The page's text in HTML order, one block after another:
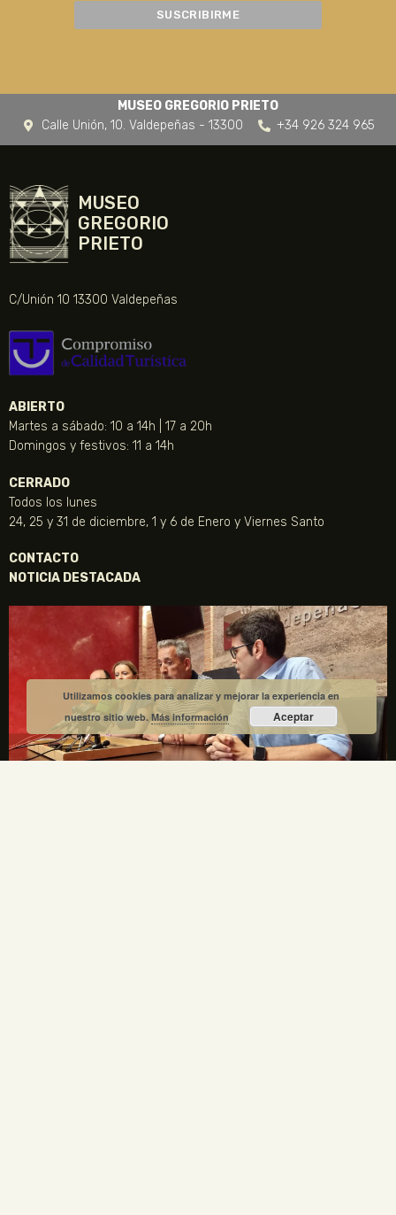
MUSEO GREGORIO PRIETO
Calle Unión, 10. Valdepeñas - 13300
+34 926 324 965
MUSEO
GREGORIO
PRIETO
C/Unión 10 13300 Valdepeñas
ABIERTO
Martes a sábado: 10 a 14h | 17 a 20h
Domingos y festivos: 11 a 14h
CERRADO
Todos los lunes
24, 25 y 31 de diciembre, 1 y 6 de Enero y Viernes Santo
CONTACTO
NOTICIA DESTACADA
Utilizamos cookies para analizar y mejorar la experiencia en
nuestro sitio web.Más información Aceptar